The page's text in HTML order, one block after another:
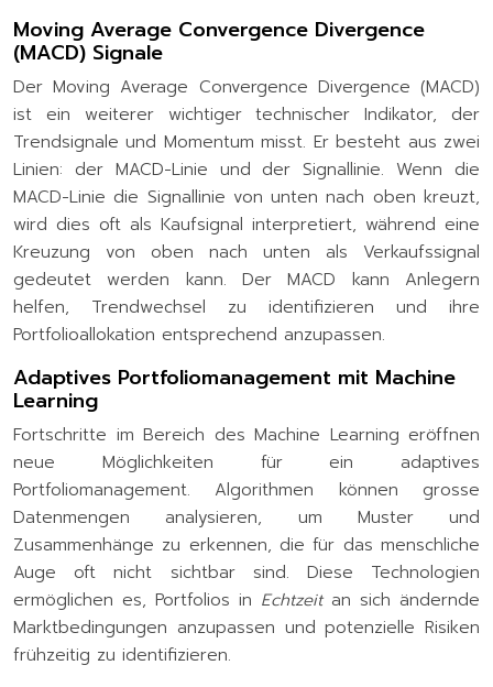
Moving Average Convergence Divergence
(MACD) Signale
Der Moving Average Convergence Divergence (MACD)
ist ein weiterer wichtiger technischer Indikator, der
Trendsignale und Momentum misst. Er besteht aus zwei
Linien: der MACD-Linie und der Signallinie. Wenn die
MACD-Linie die Signallinie von unten nach oben kreuzt,
wird dies oft als Kaufsignal interpretiert, während eine
Kreuzung von oben nach unten als Verkaufssignal
gedeutet werden kann. Der MACD kann Anlegern
helfen, Trendwechsel zu identifizieren und ihre
Portfolioallokation entsprechend anzupassen.
Adaptives Portfoliomanagement mit Machine
Learning
Fortschritte im Bereich des Machine Learning eröffnen
neue Möglichkeiten für ein adaptives
Portfoliomanagement. Algorithmen können grosse
Datenmengen analysieren, um Muster und
Zusammenhänge zu erkennen, die für das menschliche
Auge oft nicht sichtbar sind. Diese Technologien
ermöglichen es, Portfolios in Echtzeit an sich ändernde
Marktbedingungen anzupassen und potenzielle Risiken
frühzeitig zu identifizieren.